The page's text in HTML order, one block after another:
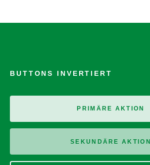
BUTTONS INVERTIERT
PRIMÄRE AKTION
SEKUNDÄRE AKTION